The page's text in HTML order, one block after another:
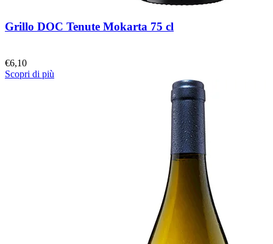
Grillo DOC Tenute Mokarta 75 cl
€6,10
Scopri di più